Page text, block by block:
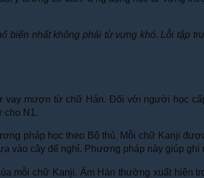
biến nhất không phải từ vựng khó. Lỗi tập
vay mượn từ chữ Hán. Đối với người học
cho N1.
pháp học theo Bộ thủ. Mỗi chữ Kanji
vào cây để nghỉ. Phương pháp này giúp
mỗi chữ Kanji. Âm Hán thường xuất hiện